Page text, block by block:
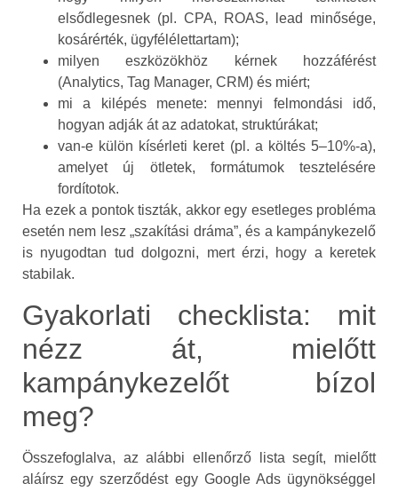
elsődlegesnek (pl. CPA, ROAS, lead minősége,
kosárérték, ügyfélélettartam);
milyen eszközökhöz kérnek hozzáférést
(Analytics, Tag Manager, CRM) és miért;
mi a kilépés menete: mennyi felmondási idő,
hogyan adják át az adatokat, struktúrákat;
van-e külön kísérleti keret (pl. a költés 5–10%-a),
amelyet új ötletek, formátumok tesztelésére
fordítotok.
Ha ezek a pontok tiszták, akkor egy esetleges probléma
esetén nem lesz „szakítási dráma”, és a kampánykezelő
is nyugodtan tud dolgozni, mert érzi, hogy a keretek
stabilak.
Gyakorlati checklista: mit
nézz át, mielőtt
kampánykezelőt bízol
meg?
Összefoglalva, az alábbi ellenőrző lista segít, mielőtt
aláírsz egy szerződést egy Google Ads ügynökséggel